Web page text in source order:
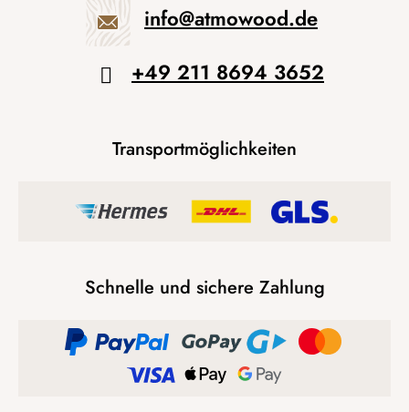
info@atmowood.de
+49 211 8694 3652
Transportmöglichkeiten
Schnelle und sichere Zahlung